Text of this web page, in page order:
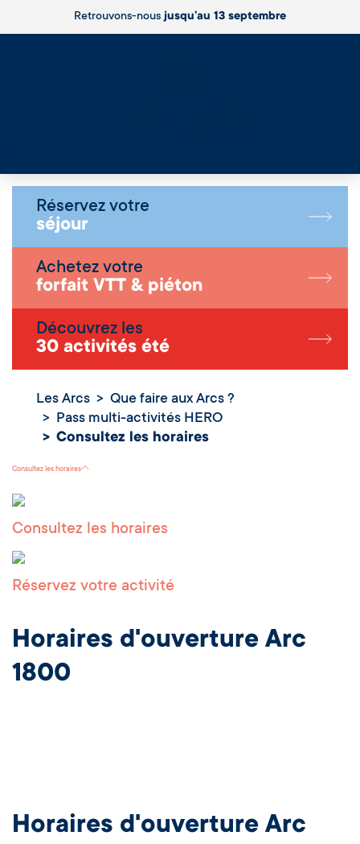
Retrouvons-nousjusqu’au 13 septembre
Réservez votre
séjour
Achetez votre
forfait VTT & piéton
Découvrez les
30 activités été
Les Arcs
Que faire aux Arcs ?
Pass multi-activités HERO
Consultez les horaires
Consultez les
Consultez les horaires
Consultez les horaires
Réservez votre activité
Horaires d'ouverture Arc
1800
Horaires d'ouverture Arc